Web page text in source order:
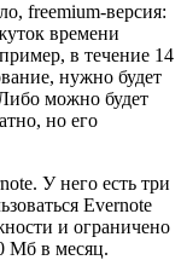
freemium-версия:
времени
в течение 14
нужно будет
можно будет
но его
У него есть три
Evernote
и ограничено
Мб в месяц.